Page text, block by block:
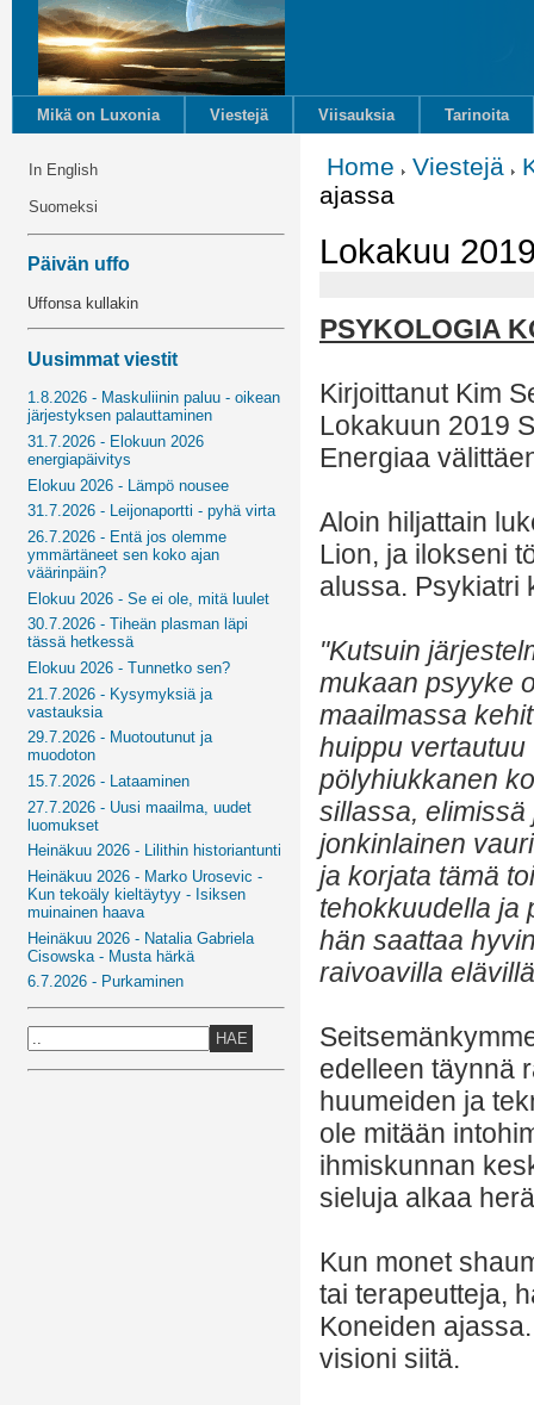
Mikä on Luxonia Viestejä Viisauksia Tarinoita
In English
Suomeksi
Päivän uffo
Uffonsa kullakin
Uusimmat viestit
1.8.2026 - Maskuliinin paluu - oikean
järjestyksen palauttaminen
31.7.2026 - Elokuun 2026
energiapäivitys
Elokuu 2026 - Lämpö nousee
31.7.2026 - Leijonaportti - pyhä virta
26.7.2026 - Entä jos olemme
ymmärtäneet sen koko ajan
väärinpäin?
Elokuu 2026 - Se ei ole, mitä luulet
30.7.2026 - Tiheän plasman läpi
tässä hetkessä
Elokuu 2026 - Tunnetko sen?
21.7.2026 - Kysymyksiä ja
vastauksia
29.7.2026 - Muotoutunut ja
muodoton
15.7.2026 - Lataaminen
27.7.2026 - Uusi maailma, uudet
luomukset
Heinäkuu 2026 - Lilithin historiantunti
Heinäkuu 2026 - Marko Urosevic -
Kun tekoäly kieltäytyy - Isiksen
muinainen haava
Heinäkuu 2026 - Natalia Gabriela
Cisowska - Musta härkä
6.7.2026 - Purkaminen
HAE
Home Viestejä
ajassa
Lokakuu
PSYKOLOGIA
Kirjoittanut Kim
Lokakuun 2019
Energiaa
Aloin hiljattain
Lion, ja ilokseni
alussa. Psykiatri
"Kutsuin
mukaan psyyke
maailmassa
huippu
pölyhiukkanen
sillassa,
jonkinlainen
ja korjata tämä
tehokkuudella ja
hän saattaa
raivoavilla
edelleen täynnä
huumeiden ja
ole mitään
ihmiskunnan
sieluja alkaa
Kun monet
tai terapeutteja,
Koneiden
visioni siitä.